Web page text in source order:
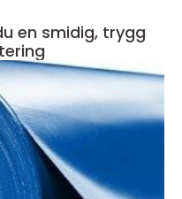
en smidig, trygg